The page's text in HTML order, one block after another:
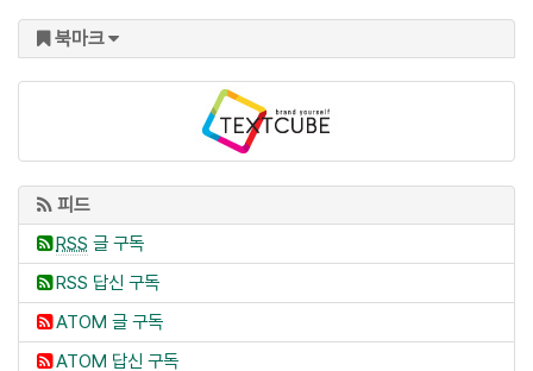
북마크
피드
RSS 글 구독
RSS 답신 구독
ATOM 글 구독
ATOM 답신 구독